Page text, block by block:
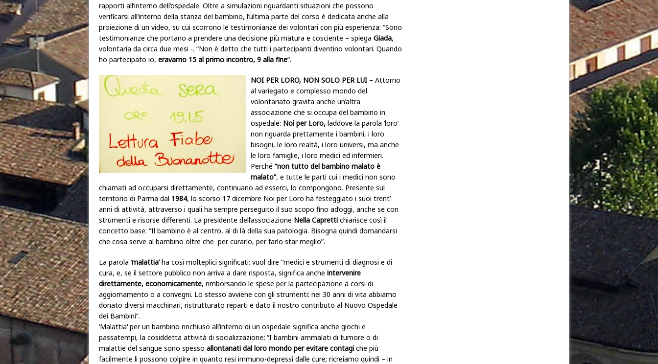
rapporti all’interno dell’ospedale. Oltre a simulazioni riguardanti situazioni che possono
verificarsi all’interno della stanza del bambino, l’ultima parte del corso è dedicata anche alla
proiezione di un video, su cui scorrono le testimonianze dei volontari con più esperienza: “Sono
testimonianze che portano a prendere una decisione più matura e cosciente – spiega Giada,
volontaria da circa due mesi -. “Non è detto che tutti i partecipanti diventino volontari. Quando
ho partecipato io, eravamo 15 al primo incontro, 9 alla fine”.
NOI PER LORO, NON SOLO PER LUI – Attorno
al variegato e complesso mondo del
volontariato gravita anche un’altra
associazione che si occupa del bambino in
ospedale: Noi per Loro, laddove la parola ‘loro’
non riguarda prettamente i bambini, i loro
bisogni, le loro realtà, i loro universi, ma anche
le loro famiglie, i loro medici ed infermieri.
Perché “non tutto del bambino malato è
malato”, e tutte le parti cui i medici non sono
chiamati ad occuparsi direttamente, continuano ad esserci, lo compongono. Presente sul
territorio di Parma dal 1984, lo scorso 17 dicembre Noi per Loro ha festeggiato i suoi trent’
anni di attività, attraverso i quali ha sempre perseguito il suo scopo fino ad’oggi, anche se con
strumenti e risorse differenti. La presidente dell’associazione Nella Capretti chiarisce così il
concetto base: “Il bambino è al centro, al di là della sua patologia. Bisogna quindi domandarsi
che cosa serve al bambino oltre che per curarlo, per farlo star meglio”.
La parola ‘malattia’ha così molteplici significati: vuol dire “medici e strumenti di diagnosi e di
cura, e, se il settore pubblico non arriva a dare risposta, significa anche intervenire
direttamente, economicamente, rimborsando le spese per la partecipazione a corsi di
aggiornamento o a convegni. Lo stesso avviene con gli strumenti: nei 30 anni di vita abbiamo
donato diversi macchinari, ristrutturato reparti e dato il nostro contributo al Nuovo Ospedale
dei Bambini”.
‘Malattia‘per un bambino rinchiuso all’interno di un ospedale significa anche giochi e
passatempi, la cosiddetta attività di socializzazione: “I bambini ammalati di tumore o di
malattie del sangue sono spesso allontanati dal loro mondo per evitare contagi che più
facilmente li possono colpire in quanto resi immuno-depressi dalle cure; ricreiamo quindi – in